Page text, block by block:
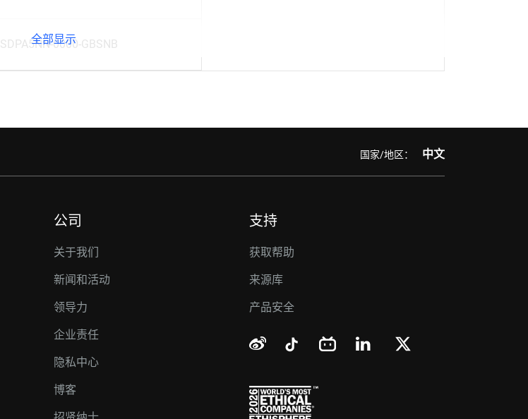
SDPA5NN-0000-GBSNB
全部显示
国家/地区： 中文
公司
关于我们
新闻和活动
领导力
企业责任
隐私中心
博客
支持
获取帮助
来源库
产品安全